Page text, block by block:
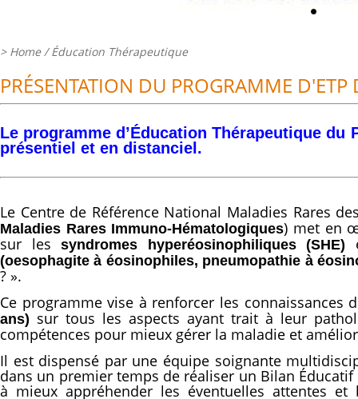
> Home/ Éducation Thérapeutique
PRÉSENTATION DU PROGRAMME D'ETP
Le programme d’Éducation Thérapeutique
présentiel et en distanciel.
Le Centre de Référence National Maladies Rares
Maladies Rares Immuno-Hématologiques) met en
sur lessyndromes hyperéosinophiliques (SHE)
(oesophagite à éosinophiles, pneumopathie à
? ».
Ce programme vise à renforcer les connaissances
ans) sur tous les aspects ayant trait à leur
compétences pour mieux gérer la maladie et
Il est dispensé par une équipe soignante
dans un premier temps de réaliser un Bilan
à mieux appréhender les éventuelles attentes